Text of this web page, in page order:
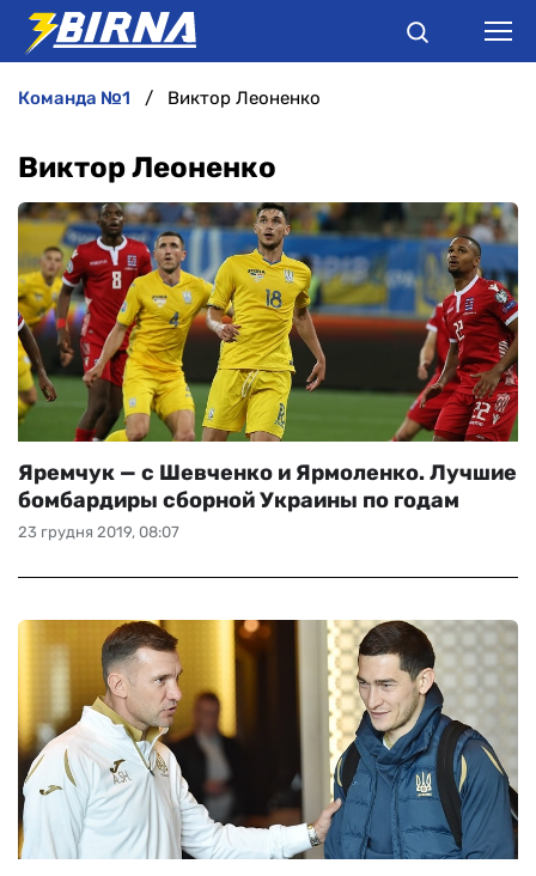
АНАЛІТИКА
ІНТЕРВ'Ю
РІЗНЕ
БУКМЕКЕРИ
команда №1 Виктор Леоненко
Виктор Леоненко
23 грудня 2019, 08:07
Яремчук — с Шевченко и Ярмоленко. Лучшие
бомбардиры сборной Украины по годам